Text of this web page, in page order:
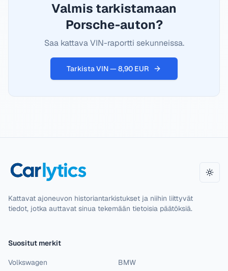
Valmis tarkistamaan
Porsche-auton?
Saa kattava VIN-raportti sekunneissa.
Tarkista VIN — 8,90 EUR
Kattavat ajoneuvon historiantarkistukset ja niihin liittyvät
tiedot, jotka auttavat sinua tekemään tietoisia päätöksiä.
Suositut merkit
Volkswagen BMW